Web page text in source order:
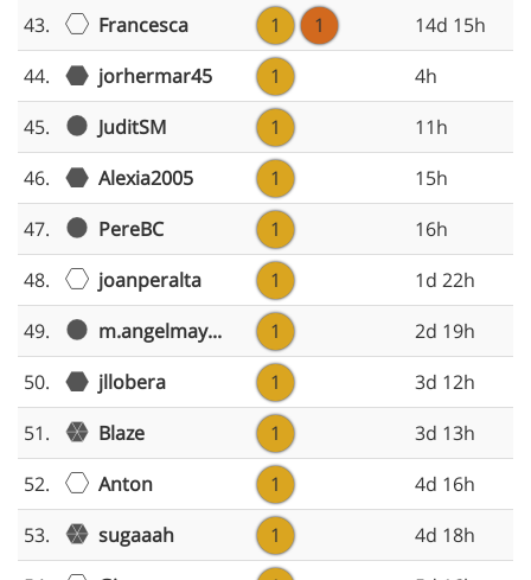
43. Francesca 1 1
14d 15h
44.
jorhermar45 1
4h
45.
JuditSM 1
11h
46.
Alexia2005 1
15h
47.
PereBC 1
16h
48.
joanperalta 1
1d 22h
49.
m.angelmay... 1
2d 19h
50.
jllobera 1
3d 12h
51.
Blaze 1
3d 13h
52.
Anton 1
4d 16h
53.
sugaaah 1
4d 18h